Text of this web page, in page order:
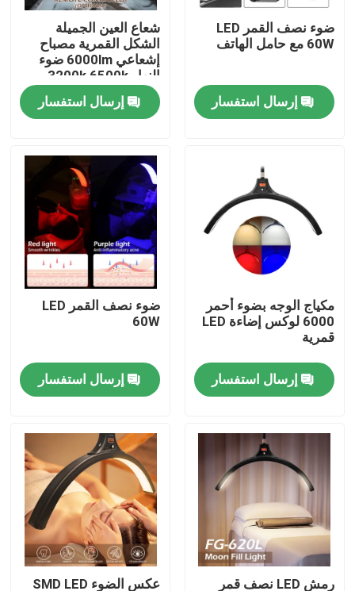
فيديوهات
جولة في المصنع
مراقبة الجودة
اتصل بنا
أخبار
القضايا
أضواء استوديو فيديو LED
ضوء نصف القمر LED
60W مع حامل الهاتف
إرسال استفسار
شعاع العين الجميلة
الشكل القمرية مصباح
إشعاعي 6000lm ضوء
النهار 3200k 6500k
إرسال استفسار
مكياج الوجه بضوء أحمر
6000 لوكس إضاءة LED
قمرية
إرسال استفسار
ضوء نصف القمر LED
60W
إرسال استفسار
رمش LED نصف قمر عكس الضوء SMD LED